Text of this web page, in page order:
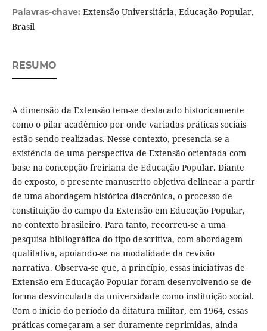
Palavras-chave: Extensão Universitária, Educação Popular,
Brasil
RESUMO
A dimensão da Extensão tem-se destacado historicamente
como o pilar acadêmico por onde variadas práticas sociais
estão sendo realizadas. Nesse contexto, presencia-se a
existência de uma perspectiva de Extensão orientada com
base na concepção freiriana de Educação Popular. Diante
do exposto, o presente manuscrito objetiva delinear a partir
de uma abordagem histórica diacrônica, o processo de
constituição do campo da Extensão em Educação Popular,
no contexto brasileiro. Para tanto, recorreu-se a uma
pesquisa bibliográfica do tipo descritiva, com abordagem
qualitativa, apoiando-se na modalidade da revisão
narrativa. Observa-se que, a princípio, essas iniciativas de
Extensão em Educação Popular foram desenvolvendo-se de
forma desvinculada da universidade como instituição social.
Com o início do período da ditatura militar, em 1964, essas
práticas começaram a ser duramente reprimidas, ainda